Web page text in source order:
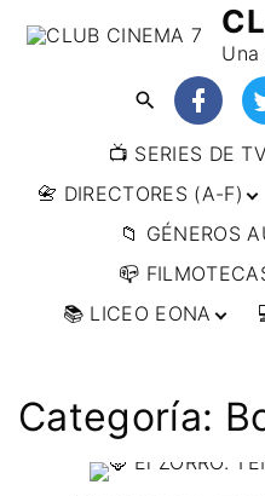
📺 SERIES DE TV
📇 DIRECTORES (A-F)
📇 DIRECTORES (F-L)
📇 DIRECTORES (L-
W)
📁 GÉNEROS
🔴ANIMACIÓN
🔴ARTES
🔴CINE
🔴CINE
📪
🌍 AFRICA
🌏 ASIA
🌍 EUROPA
🌏 OCEANIA
📚 LICEO EONA
🎒 TALLERES
ONLINE
🎞️ FILM DOCTOR
Categoría: